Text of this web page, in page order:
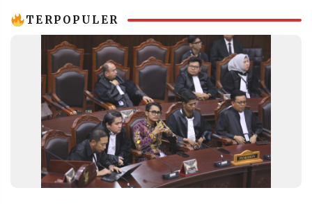
IKUTI
TERPOPULER